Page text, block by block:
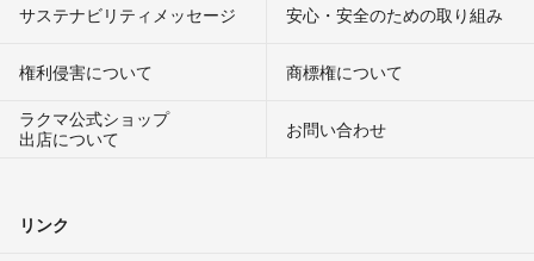
サステナビリティメッセージ 安心・安全のための取り組み
権利侵害について
商標権について
ラクマ公式ショップ
出店について
お問い合わせ
リンク